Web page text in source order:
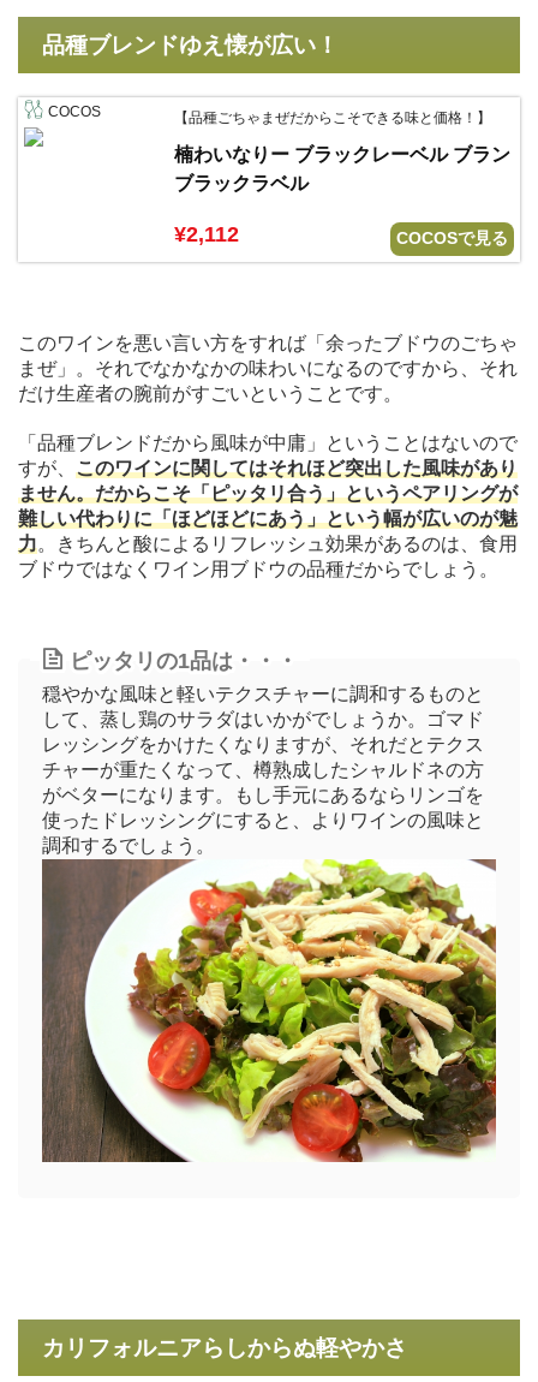
品種ブレンドゆえ懐が広い！
COCOS 【品種ごちゃまぜだからこそできる味と価格！】
楠わいなりー ブラックレーベル ブラン
ブラックラベル
¥2,112 COCOSで見る
このワインを悪い言い方をすれば「余ったブドウのごちゃ
まぜ」。それでなかなかの味わいになるのですから、それ
だけ生産者の腕前がすごいということです。
「品種ブレンドだから風味が中庸」ということはないので
すが、 このワインに関してはそれほど突出した風味があり
ません。だからこそ「ピッタリ合う」というペアリングが
難しい代わりに「ほどほどにあう」という幅が広いのが魅
力。きちんと酸によるリフレッシュ効果があるのは、食用
ブドウではなくワイン用ブドウの品種だからでしょう。
ピッタリの1品は・・・
穏やかな風味と軽いテクスチャーに調和するものと
して、蒸し鶏のサラダはいかがでしょうか。ゴマド
レッシングをかけたくなりますが、それだとテクス
チャーが重たくなって、樽熟成したシャルドネの方
がベターになります。もし手元にあるならリンゴを
使ったドレッシングにすると、よりワインの風味と
調和するでしょう。
カリフォルニアらしからぬ軽やかさ